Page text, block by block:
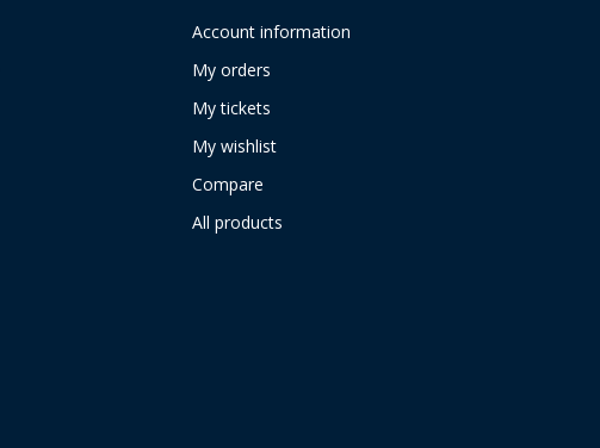
Account information
My orders
My tickets
My wishlist
Compare
All products